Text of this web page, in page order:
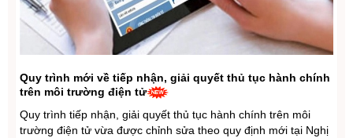
Xã Lê Lợi hoàn thành Diễn tập tác chiến trong khu
vực phòng thủ xã năm 2026
Khai thác “Vẻ đẹp đất và người Lai Châu” tại Trại sáng
Đảng ủy UBND tỉnh Lai Châu: Hội nghị Báo cáo viên
tháng 7 năm 2026
Quy trình mới về tiếp nhận, giải quyết thủ tục hành chính
trên môi trường điện tử
Quy trình tiếp nhận, giải quyết thủ tục hành chính trên môi
trường điện tử vừa được chỉnh sửa theo quy định mới tại Nghị